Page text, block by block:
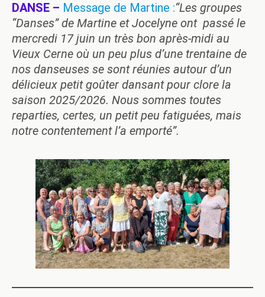
DANSE – Message de Martine :“Les groupes
“Danses” de Martine et Jocelyne ont passé le
mercredi 17 juin un très bon après-midi au
Vieux Cerne où un peu plus d’une trentaine de
nos danseuses se sont réunies autour d’un
délicieux petit goûter dansant pour clore la
saison 2025/2026. Nous sommes toutes
reparties, certes, un petit peu fatiguées, mais
notre contentement l’a emporté”.